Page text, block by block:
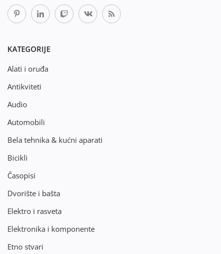
KATEGORIJE
Alati i oruđa
Antikviteti
Audio
Automobili
Bela tehnika & kućni aparati
Bicikli
Časopisi
Dvorište i bašta
Elektro i rasveta
Elektronika i komponente
Etno stvari